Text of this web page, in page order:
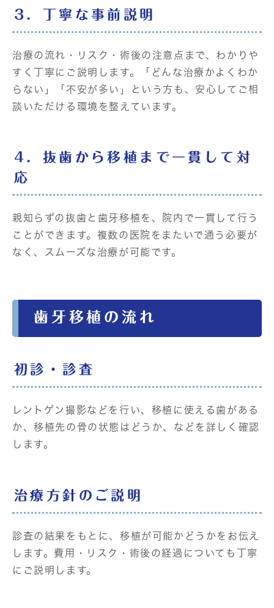
3．丁寧な事前説明
治療の流れ・リスク・術後の注意点まで、わかりや
すく丁寧にご説明します。「どんな治療かよくわか
らない」「不安が多い」という方も、安心してご相
談いただける環境を整えています。
4．抜歯から移植まで一貫して対
応
親知らずの抜歯と歯牙移植を、院内で一貫して行う
ことができます。複数の医院をまたいで通う必要が
なく、スムーズな治療が可能です。
歯牙移植の流れ
初診・診査
レントゲン撮影などを行い、移植に使える歯がある
か、移植先の骨の状態はどうか、などを詳しく確認
します。
治療方針のご説明
診査の結果をもとに、移植が可能かどうかをお伝え
します。費用・リスク・術後の経過についても丁寧
にご説明します。